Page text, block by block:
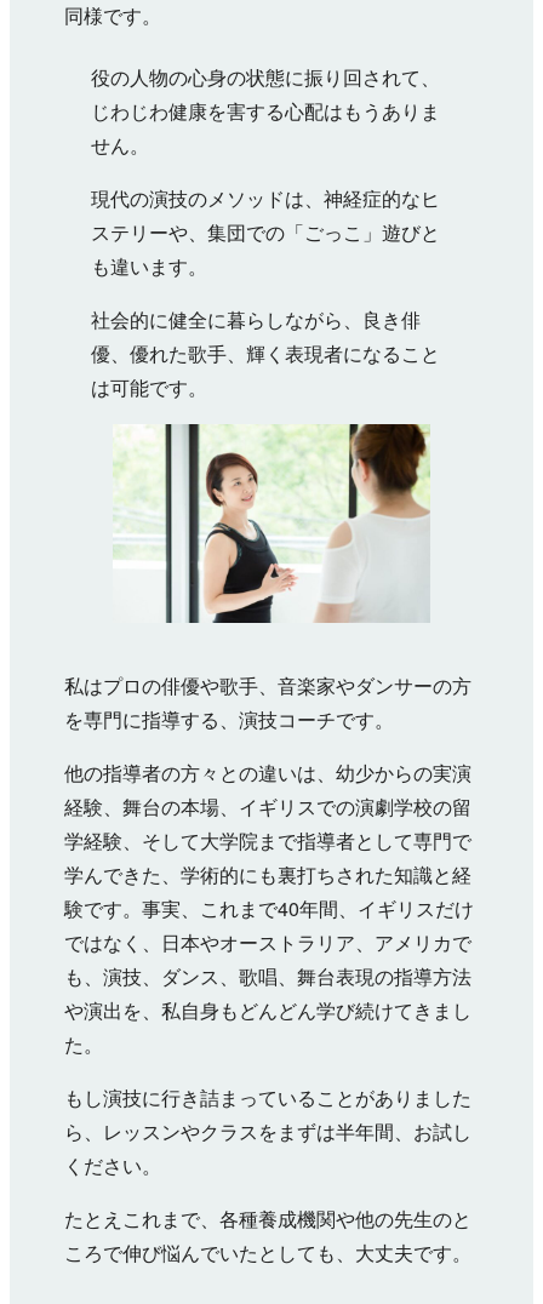
同様です。
役の人物の心身の状態に振り回されて、
じわじわ健康を害する心配はもうありま
せん。
現代の演技のメソッドは、神経症的なヒ
ステリーや、集団での「ごっこ」遊びと
も違います。
社会的に健全に暮らしながら、良き俳
優、優れた歌手、輝く表現者になること
は可能です。
私はプロの俳優や歌手、音楽家やダンサーの方
を専門に指導する、演技コーチです。
他の指導者の方々との違いは、幼少からの実演
経験、舞台の本場、イギリスでの演劇学校の留
学経験、そして大学院まで指導者として専門で
学んできた、学術的にも裏打ちされた知識と経
験です。事実、これまで40年間、イギリスだけ
ではなく、日本やオーストラリア、アメリカで
も、演技、ダンス、歌唱、舞台表現の指導方法
や演出を、私自身もどんどん学び続けてきまし
た。
もし演技に行き詰まっていることがありました
ら、レッスンやクラスをまずは半年間、お試し
ください。
たとえこれまで、各種養成機関や他の先生のと
ころで伸び悩んでいたとしても、大丈夫です。